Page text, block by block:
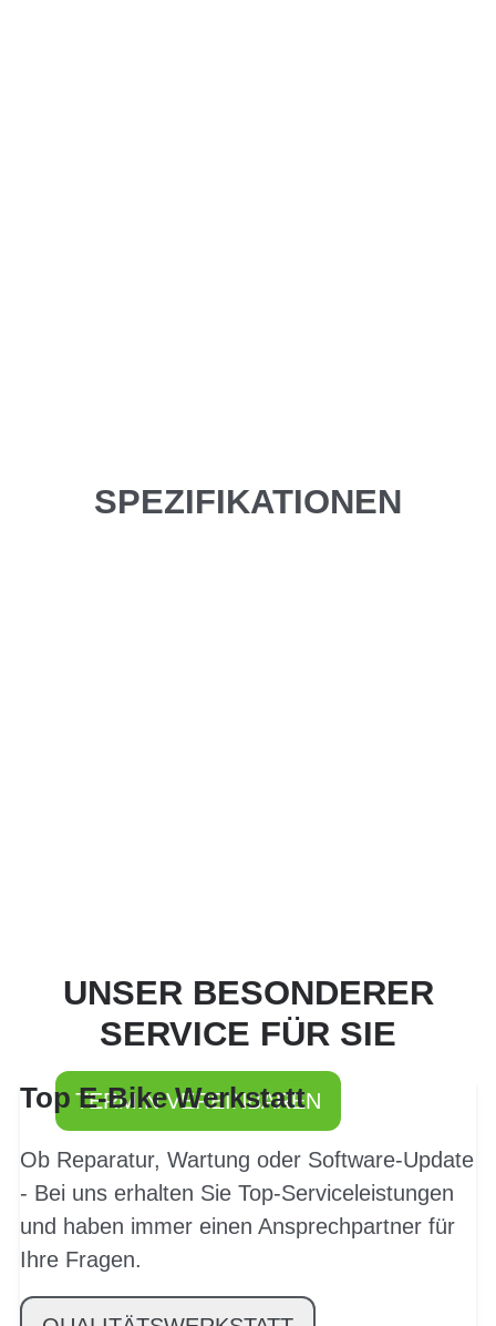
SPEZIFIKATIONEN
PROBEFAHRT? JA,
SOFORT!
TERMIN VEREINBAREN
UNSER BESONDERER
SERVICE FÜR SIE
Top E-Bike Werkstatt
Ob Reparatur, Wartung oder Software-Update
- Bei uns erhalten Sie Top-Serviceleistungen
und haben immer einen Ansprechpartner für
Ihre Fragen.